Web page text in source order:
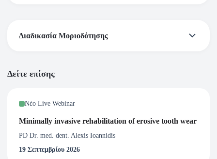
Διαδικασία Μοριοδότησης
Ομοσπονδίας έχει θεσμοθετηθεί η μοριοδότηση και όλες οι
μοριοδοτούνται από την Ελληνική Οδοντιατρική
Ομοσπονδία. ( Εάν επιθυμείτε Μοριοδότηση από την
συμπληρώστε όλα τα επιπλέον στοιχεία κατά την εγγραφή
σας στο webinar.)
Δείτε επίσης
Νέο Live Webinar
Minimally invasive rehabilitation of erosive tooth wear
PD Dr. med. dent. Alexis Ioannidis
19 Σεπτεμβρίου 2026